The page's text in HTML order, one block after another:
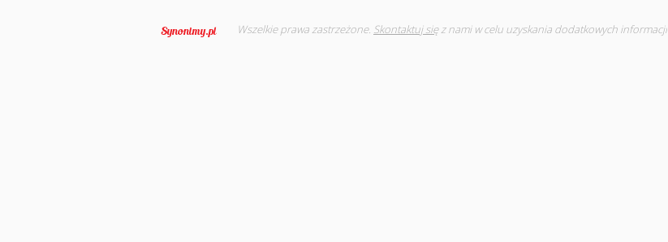
Wszelkie prawa zastrzeżone. Skontaktuj sięz nami w celu uzyskania dodatkowych informacji